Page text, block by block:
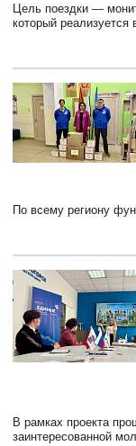
Цель поездки —
который
По всему региону
В рамках проекта
заинтересованной